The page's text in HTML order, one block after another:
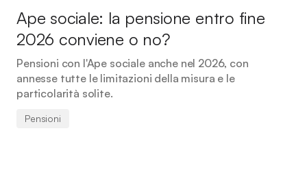
Ape sociale: la pensione entro fine
2026 conviene o no?
Pensioni con l'Ape sociale anche nel 2026, con
annesse tutte le limitazioni della misura e le
particolarità solite.
Pensioni